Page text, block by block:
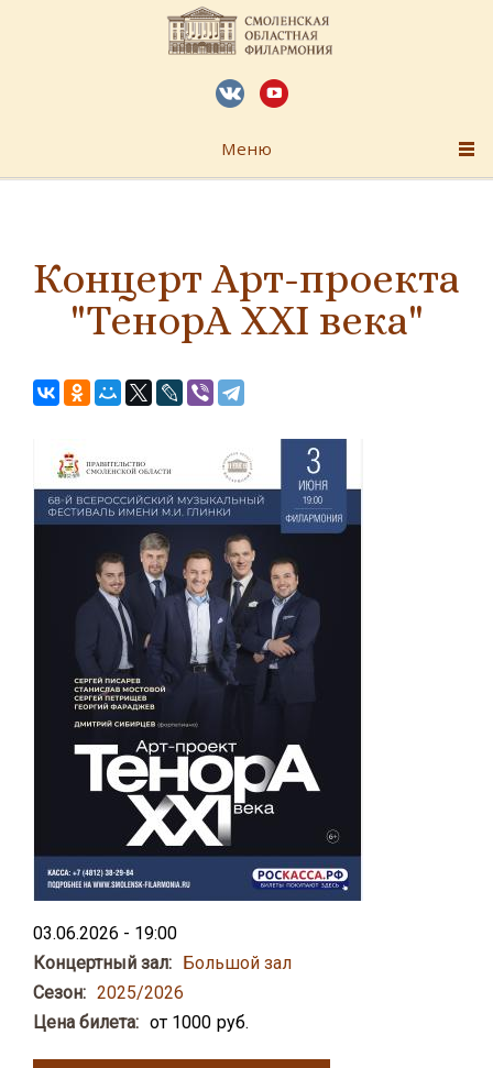
Меню
Концерт Арт-проекта
"ТенорА XXI века"
03.06.2026 - 19:00
Концертный зал: Большой зал
Сезон: 2025/2026
Цена билета: от 1000